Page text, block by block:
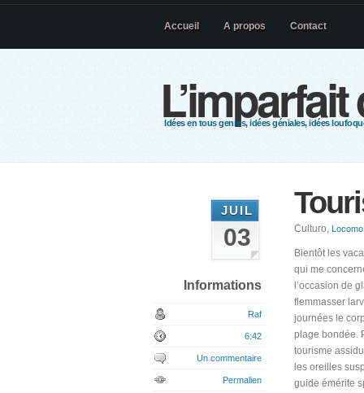
Idées en tous genres, idées géniales, idées
Accueil A propos Contact
Culturo, Locomo
Bientôt les
qui me
l’occasion de
flemmasser
journées le
plage bondée.
tourisme
les oreilles
guide émérite
JUIL
03
Informations
Raf
6:42
Un commentaire
Permalien